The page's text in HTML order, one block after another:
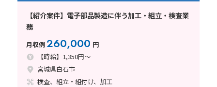
【紹介案件】電子部品製造に伴う加工・組立・検査業
務
月収例260,000 円
【時給】1,350円～
宮城県白石市
検査、組立・組付け、加工